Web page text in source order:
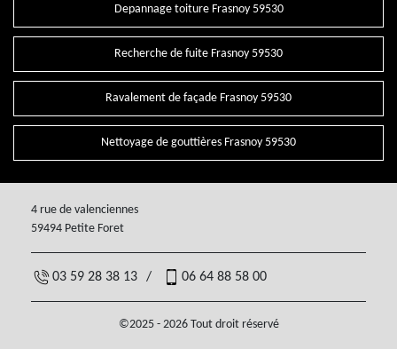
Depannage toiture Frasnoy 59530
Recherche de fuite Frasnoy 59530
Ravalement de façade Frasnoy 59530
Nettoyage de gouttières Frasnoy 59530
4 rue de valenciennes
59494 Petite Foret
03 59 28 38 13 / 06 64 88 58 00
©2025 - 2026 Tout droit réservé